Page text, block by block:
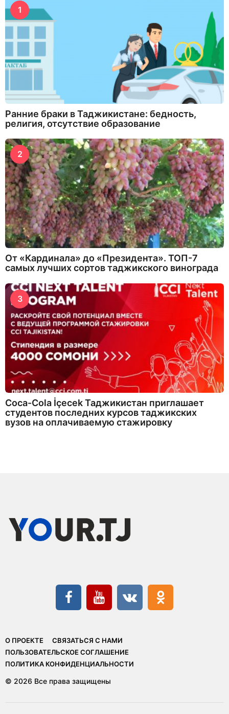
1
Ранние браки в Таджикистане: бедность,
религия, отсутствие образование
2
От «Кардинала» до «Президента». ТОП-7
самых лучших сортов таджикского винограда
3
Coca-Cola İçecek Таджикистан приглашает
студентов последних курсов таджикских
вузов на оплачиваемую стажировку
О ПРОЕКТЕ
СВЯЗАТЬСЯ С НАМИ
ПОЛЬЗОВАТЕЛЬСКОЕ СОГЛАШЕНИЕ
ПОЛИТИКА КОНФИДЕНЦИАЛЬНОСТИ
© 2026 Все права защищены